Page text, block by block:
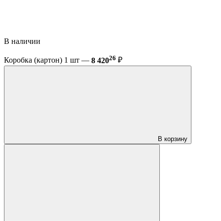
В наличии
Коробка (картон) 1 шт — 8 42026 ₽
В корзину